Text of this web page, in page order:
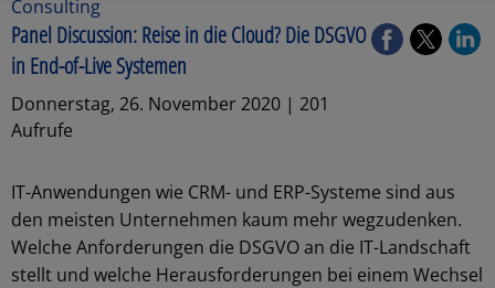
Consulting
Panel Discussion: Reise in die Cloud? Die DSGVO
in End-of-Live Systemen
Donnerstag, 26. November 2020 | 201
Aufrufe
IT-Anwendungen wie CRM- und ERP-Systeme sind aus
den meisten Unternehmen kaum mehr wegzudenken.
Welche Anforderungen die DSGVO an die IT-Landschaft
stellt und welche Herausforderungen bei einem Wechsel